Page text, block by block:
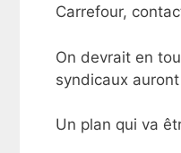
Carrefour,
On devrait en
syndicaux
Un plan qui va